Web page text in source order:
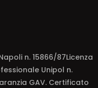
n. 15866/87Licenza
Unipol n.
GAV. Certificato